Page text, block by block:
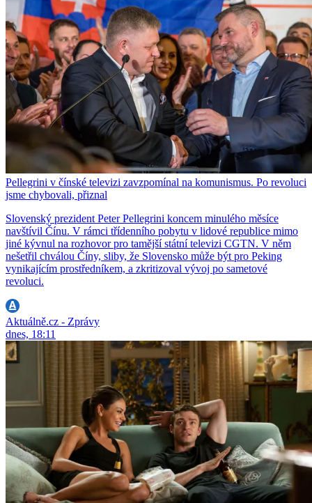
Pellegrini v čínské televizi zavzpomínal na komunismus. Po revoluci
jsme chybovali, přiznal
Slovenský prezident Peter Pellegrini koncem minulého měsíce
navštívil Čínu. V rámci třídenního pobytu v lidové republice mimo
jiné kývnul na rozhovor pro tamější státní televizi CGTN. V něm
nešetřil chválou Číny, sliby, že Slovensko může být pro Peking
vynikajícím prostředníkem, a zkritizoval vývoj po sametové
revoluci.
Aktuálně.cz - Zprávy
dnes, 18:11